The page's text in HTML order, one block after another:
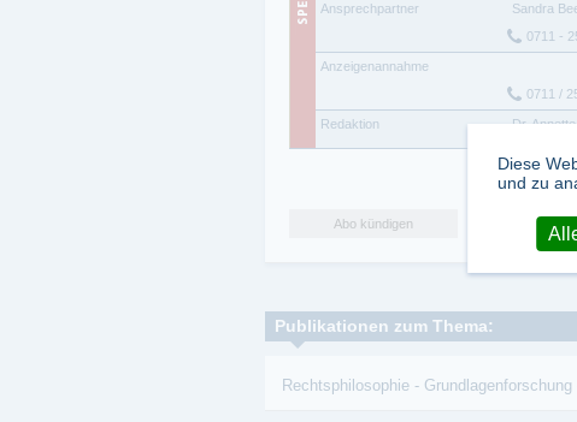
Ansprechpartner
Sandra
0711 -
Anzeigenannahme
0711 /
Redaktion Dr.
Abo kündigen
Publikationen zum Thema:
Rechtsphilosophie - Grundlagenforschung
Diese
und zu